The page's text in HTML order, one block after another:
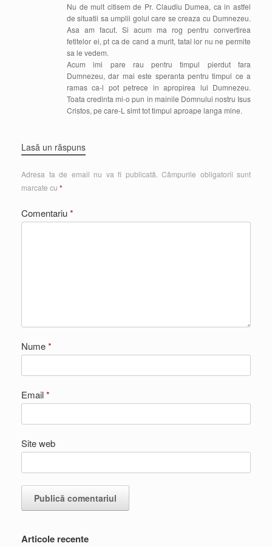
Nu de mult citisem de Pr. Claudiu Dumea, ca in astfel
de situatii sa umplii golul care se creaza cu Dumnezeu.
Asa am facut. Si acum ma rog pentru convertirea
fetitelor ei, pt ca de cand a murit, tatal lor nu ne permite
sa le vedem.
Acum imi pare rau pentru timpul pierdut fara
Dumnezeu, dar mai este speranta pentru timpul ce a
ramas ca-l pot petrece in apropirea lui Dumnezeu.
Toata credinta mi-o pun in mainile Domnului nostru Isus
Cristos, pe care-L simt tot timpul aproape langa mine.
Lasă un răspuns
Adresa ta de email nu va fi publicată. Câmpurile obligatorii sunt
marcate cu *
Comentariu*
Nume*
Email*
Site web
Articole recente